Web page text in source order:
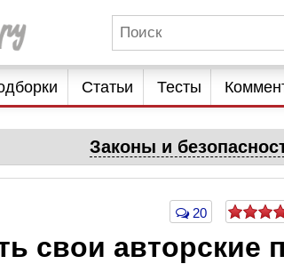
Статьи Тесты
Законы и
20
свои авторские